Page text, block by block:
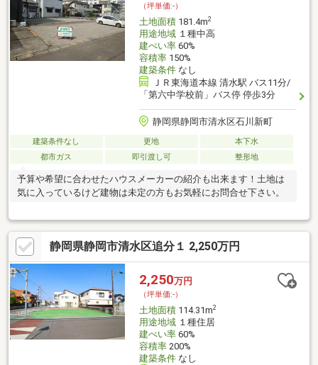
（坪単価:-）
土地面積181.4m2
用途地域１種中高
建ぺい率60%
容積率150%
建築条件なし
ＪＲ東海道本線 清水駅 バス11分/
「第六中学校前」バス停 停歩3分
静岡県静岡市清水区石川新町
建築条件なし 更地
本下水
都市ガス
即引渡し可 整形地
予算や希望に合わせたハウスメーカーの紹介も出来ます！土地は
気に入っているけど建物は未定の方もお気軽にお問合せ下さい。
静岡県静岡市清水区追分１ 2,250万円
2,250万円
（坪単価:-）
土地面積114.31m2
用途地域１種住居
建ぺい率60%
容積率200%
建築条件なし